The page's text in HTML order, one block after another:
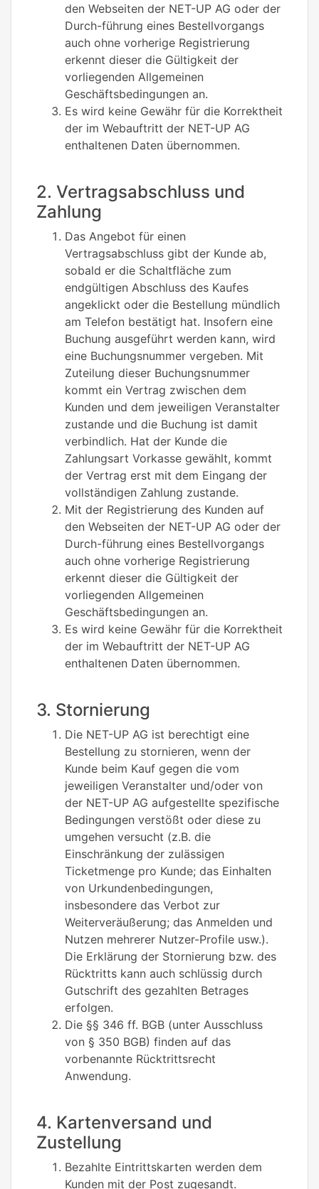
den Webseiten der NET-UP AG oder der
Durch-führung eines Bestellvorgangs
auch ohne vorherige Registrierung
erkennt dieser die Gültigkeit der
vorliegenden Allgemeinen
Geschäftsbedingungen an.
Es wird keine Gewähr für die Korrektheit
der im Webauftritt der NET-UP AG
enthaltenen Daten übernommen.
2. Vertragsabschluss und
Zahlung
Das Angebot für einen
Vertragsabschluss gibt der Kunde ab,
sobald er die Schaltfläche zum
endgültigen Abschluss des Kaufes
angeklickt oder die Bestellung mündlich
am Telefon bestätigt hat. Insofern eine
Buchung ausgeführt werden kann, wird
eine Buchungsnummer vergeben. Mit
Zuteilung dieser Buchungsnummer
kommt ein Vertrag zwischen dem
Kunden und dem jeweiligen Veranstalter
zustande und die Buchung ist damit
verbindlich. Hat der Kunde die
Zahlungsart Vorkasse gewählt, kommt
der Vertrag erst mit dem Eingang der
vollständigen Zahlung zustande.
Mit der Registrierung des Kunden auf
den Webseiten der NET-UP AG oder der
Durch-führung eines Bestellvorgangs
auch ohne vorherige Registrierung
erkennt dieser die Gültigkeit der
vorliegenden Allgemeinen
Geschäftsbedingungen an.
Es wird keine Gewähr für die Korrektheit
der im Webauftritt der NET-UP AG
enthaltenen Daten übernommen.
3. Stornierung
Die NET-UP AG ist berechtigt eine
Bestellung zu stornieren, wenn der
Kunde beim Kauf gegen die vom
jeweiligen Veranstalter und/oder von
der NET-UP AG aufgestellte spezifische
Bedingungen verstößt oder diese zu
umgehen versucht (z.B. die
Einschränkung der zulässigen
Ticketmenge pro Kunde; das Einhalten
von Urkundenbedingungen,
insbesondere das Verbot zur
Weiterveräußerung; das Anmelden und
Nutzen mehrerer Nutzer-Profile usw.).
Die Erklärung der Stornierung bzw. des
Rücktritts kann auch schlüssig durch
Gutschrift des gezahlten Betrages
erfolgen.
Die §§ 346 ff. BGB (unter Ausschluss
von § 350 BGB) finden auf das
vorbenannte Rücktrittsrecht
Anwendung.
4. Kartenversand und
Zustellung
Bezahlte Eintrittskarten werden dem
Kunden mit der Post zugesandt.